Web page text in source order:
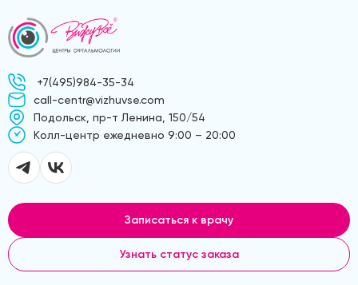
+7(495)984-35-34
call-centr@vizhuvse.com
Подольск, пр-т Ленина, 150/54
Kолл-центр ежедневно 9:00 – 20:00
Записаться к врачу
Узнать статус заказа